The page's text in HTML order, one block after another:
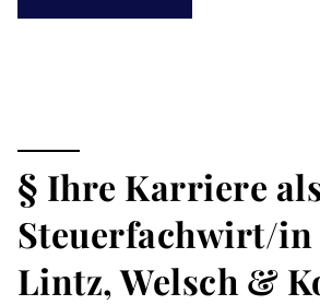
§ Ihre Karriere
Steuerfachwirt/in
Lintz, Welsch &